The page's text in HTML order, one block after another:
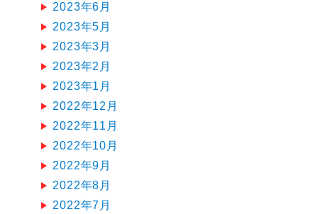
2023年6月
2023年5月
2023年3月
2023年2月
2023年1月
2022年12月
2022年11月
2022年10月
2022年9月
2022年8月
2022年7月